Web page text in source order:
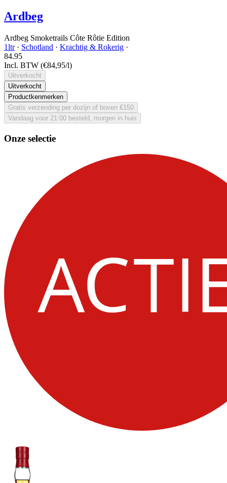
Ardbeg
Ardbeg Smoketrails Côte Rôtie Edition
1ltr· Schotland · Krachtig & Rokerig ·
84.95
Incl. BTW (€84,95/l)
Uitverkocht
Uitverkocht
Productkenmerken
Gratis verzending per dozijn of boven €150
Vandaag voor 21:00 besteld, morgen in huis
Onze selectie